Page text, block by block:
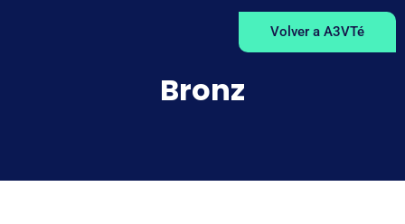
Volver a A3VTé
Bronz